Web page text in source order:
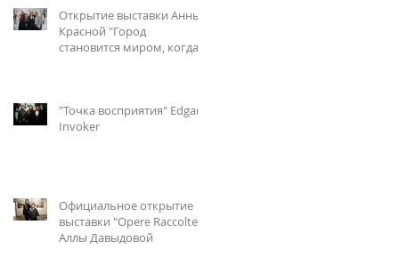
Открытие выставки Анны
Красной "Город
становится миром, когда
"Точка восприятия" Edgar
Invoker
Официальное открытие
выставки "Opere Raccolte"
Аллы Давыдовой